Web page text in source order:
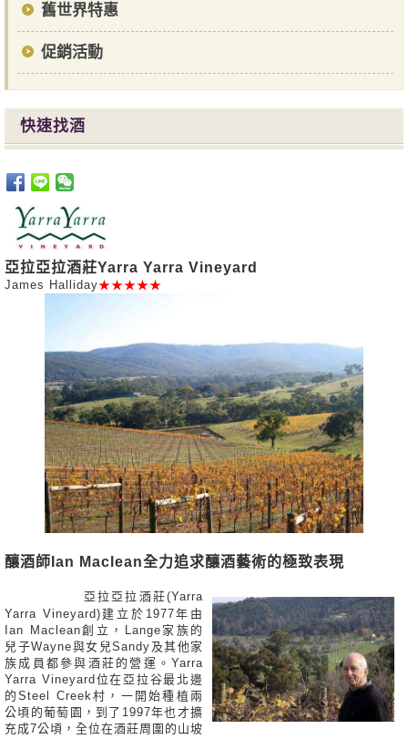
舊世界特惠
促銷活動
快速找酒
亞拉亞拉酒莊Yarra Yarra Vineyard
James Halliday★★★★★
釀酒師Ian Maclean全力追求釀酒藝術的極致表現
亞拉亞拉酒莊(Yarra
Yarra Vineyard)建立於1977年由
Ian Maclean創立，Lange家族的
兒子Wayne與女兒Sandy及其他家
族成員都參與酒莊的營運。Yarra
Yarra Vineyard位在亞拉谷最北邊
的Steel Creek村，一開始種植兩
公頃的葡萄園，到了1997年也才擴
充成7公頃，全位在酒莊周圍的山坡